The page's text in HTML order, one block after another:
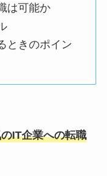
は可能か
ときのポイン
IT企業への転職